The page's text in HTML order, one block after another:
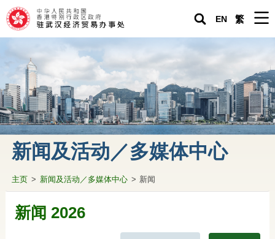
EN 繁
驻武汉经济贸易办事处
紧急求助
关于香港
生活在内地
营商投资在内地
专题资料
新闻及活动／多媒体中心
主页 > 新闻及活动／多媒体中心 > 新闻
新闻 2026